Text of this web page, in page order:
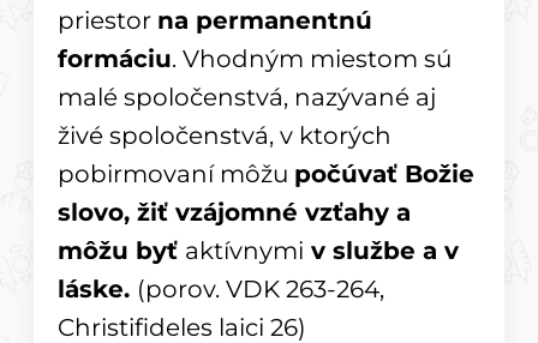
priestor na permanentnú
formáciu. Vhodným miestom sú
malé spoločenstvá, nazývané aj
živé spoločenstvá, v ktorých
pobirmovaní môžu počúvať Božie
slovo, žiť vzájomné vzťahy a
môžu byť aktívnymi v službe a v
láske. (porov. VDK 263-264,
Christifideles laici 26)